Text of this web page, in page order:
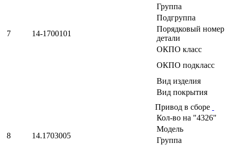
7 14-1700101
Группа
Подгруппа
Порядковый номер
детали
ОКПО класс
ОКПО подкласс
Вид изделия
Вид покрытия
8 14.1703005
Привод в сборе
Кол-во на "4326"
Модель
Группа